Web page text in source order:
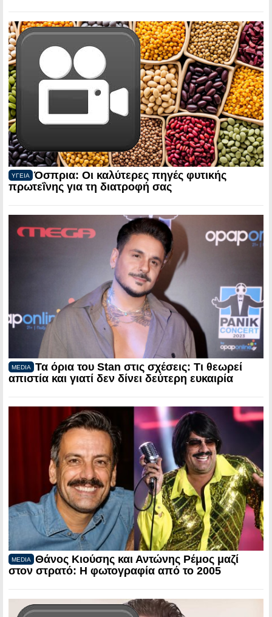
ΥΓΕΙΑ
Όσπρια: Οι καλύτερες πηγές φυτικής
πρωτεΐνης για τη διατροφή σας
MEDIA
Τα όρια του Stan στις σχέσεις: Τι θεωρεί
απιστία και γιατί δεν δίνει δεύτερη ευκαιρία
MEDIA
Θάνος Κιούσης και Αντώνης Ρέμος μαζί
στον στρατό: Η φωτογραφία από το 2005